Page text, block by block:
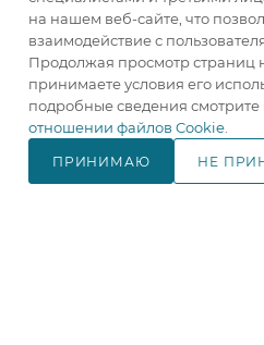
ЗАКАЗАТЬ
105122, г.
(МЦК
шоссе дом 3,
Хобби", корпус
на нашем веб-сайте, что
взаимодействие с
Продолжая просмотр страниц
принимаете условия его
подробные сведения
отношении файлов Cookie
ПРИНИМАЮ НЕ